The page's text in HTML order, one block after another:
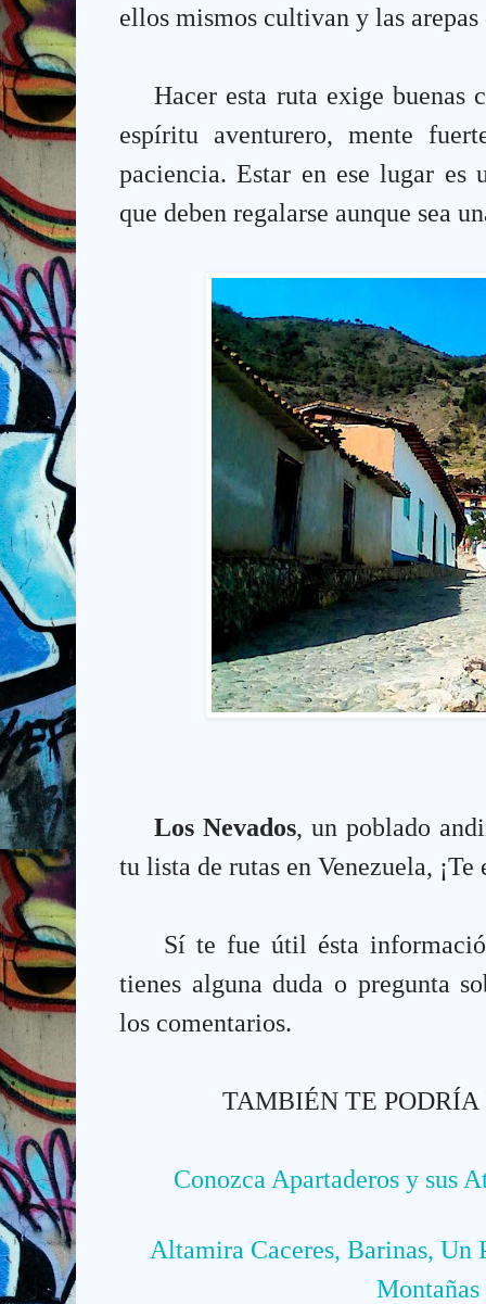
ellos mismos cultivan y las
Hacer esta ruta exige buenas
espíritu aventurero, mente
paciencia. Estar en ese lugar es
que deben regalarse aunque sea
Los Nevados, un poblado
tu lista de rutas en Venezuela, ¡Te
Sí te fue útil ésta
tienes alguna duda o pregunta
los comentarios.
TAMBIÉN TE
Conozca Apartaderos y sus
Altamira Caceres, Barinas, Un
Montañas